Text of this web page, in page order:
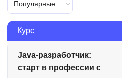
Популярные
Курс
Java-разработчик:
старт в профессии с